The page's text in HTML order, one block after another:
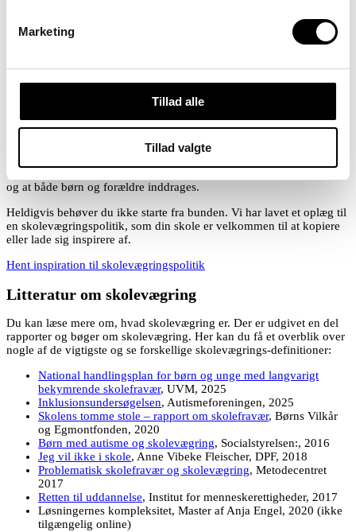
Marketing
Tillad alle
Tillad valgte
alle VISO-sager vedr. børn med autisme, også rummede en
skolevægringsproblematik (tal fra 2019).
I Sputnik mener vi, at alle skoler bør have en politik for bekymrende
skolefravær, ligesom man fx har en mobbepolitik. De fælles
retningslinjer sikrer, at personalet har viden om bekymrende
at tegn på skolevægring og bekymrende skolefravær opdages i tide,
og at både børn og forældre inddrages.
Heldigvis behøver du ikke starte fra bunden. Vi har lavet et oplæg til
en skolevægringspolitik, som din skole er velkommen til at kopiere
eller lade sig inspirere af.
Hent inspiration til skolevægringspolitik
Litteratur om skolevægring
Du kan læse mere om, hvad skolevægring er. Der er udgivet en del
rapporter og bøger om skolevægring. Her kan du få et overblik over
nogle af de vigtigste og se forskellige skolevægrings-definitioner:
National handlingsplan for børn og unge med langvarigt
bekymrende skolefravær, UVM, 2025
Inklusionsundersøgelsen, Autismeforeningen, 2025
Skolens tomme stole – rapport om skolefravær, Børns Vilkår
og Egmontfonden, 2020
Børn med autisme og skolevægring, Socialstyrelsen:, 2016
Jeg vil ikke i skole, Anne Vibeke Fleischer, DPF, 2018
Problematisk skolefravær og skolevægring, Metodecentret
2017
Retten til uddannelse, Institut for menneskerettigheder, 2017
Løsningernes kompleksitet, Master af Anja Engel, 2020 (ikke
tilgængelig online)